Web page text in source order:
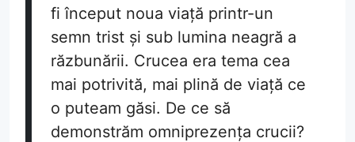
fi început noua viață printr-un
semn trist și sub lumina neagră a
răzbunării. Crucea era tema cea
mai potrivită, mai plină de viață ce
o puteam găsi. De ce să
demonstrăm omniprezența crucii?